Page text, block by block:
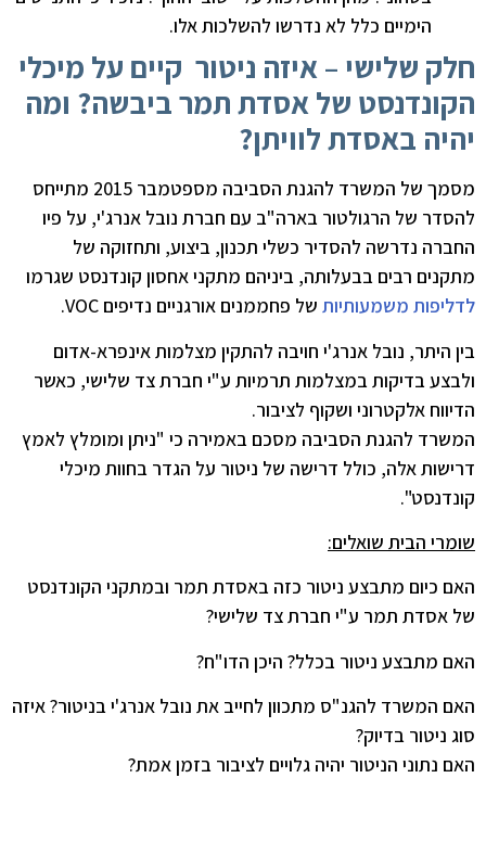
הימיים כלל לא נדרשו להשלכות אלו.
חלק שלישי – איזה ניטור קיים על מיכלי
הקונדנסט של אסדת תמר ביבשה? ומה
יהיה באסדת לוויתן?
מסמך של המשרד להגנת הסביבה מספטמבר 2015 מתייחס
להסדר של הרגולטור בארה"ב עם חברת נובל אנרג'י, על פיו
החברה נדרשה להסדיר כשלי תכנון, ביצוע, ותחזוקה של
מתקנים רבים בבעלותה, ביניהם מתקני אחסון קונדנסט שגרמו
לדליפות משמעותיות של פחממנים אורגניים נדיפים VOC.
בין היתר, נובל אנרג'י חויבה להתקין מצלמות אינפרא-אדום
ולבצע בדיקות במצלמות תרמיות ע"י חברת צד שלישי, כאשר
הדיווח אלקטרוני ושקוף לציבור.
המשרד להגנת הסביבה מסכם באמירה כי "ניתן ומומלץ לאמץ
דרישות אלה, כולל דרישה של ניטור על הגדר בחוות מיכלי
קונדנסט".
שומרי הבית שואלים:
האם כיום מתבצע ניטור כזה באסדת תמר ובמתקני הקונדנסט
של אסדת תמר ע"י חברת צד שלישי?
האם מתבצע ניטור בכלל? היכן הדו"ח?
האם המשרד להגנ"ס מתכוון לחייב את נובל אנרג'י בניטור? איזה
סוג ניטור בדיוק?
האם נתוני הניטור יהיה גלויים לציבור בזמן אמת?